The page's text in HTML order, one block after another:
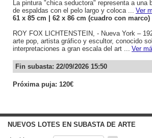
La pintura "chica seductora" representa a una
de espaldas con el pelo largo y coloca ...
Ver
61 x 85 cm | 62 x 86 cm (cuadro con marco)
ROY FOX LICHTENSTEIN, - Nueva York –
arte pop, artista gráfico y escultor, conocido
interpretaciones a gran escala del art ...
Ver
Fin subasta: 22/09/2026 15:50
Próxima puja: 120€
NUEVOS LOTES EN SUBASTA DE ARTE